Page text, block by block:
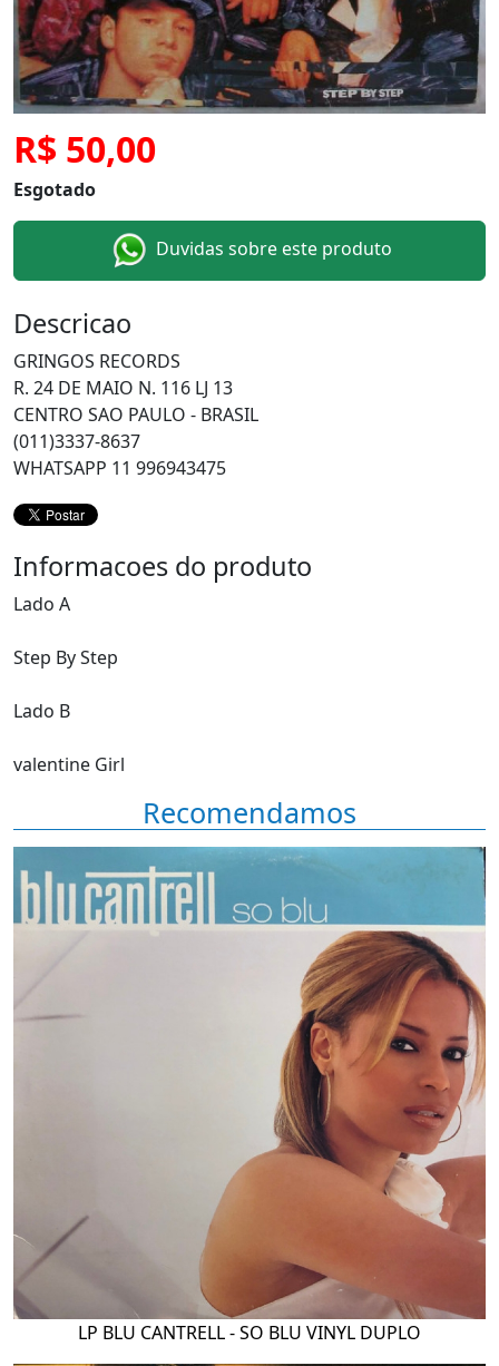
R$ 50,00
Esgotado
Duvidas sobre este produto
Descricao
GRINGOS RECORDS
R. 24 DE MAIO N. 116 LJ 13
CENTRO SAO PAULO - BRASIL
(011)3337-8637
WHATSAPP 11 996943475
Informacoes do produto
Lado A
Step By Step
Lado B
valentine Girl
Recomendamos
LP BLU CANTRELL - SO BLU VINYL DUPLO